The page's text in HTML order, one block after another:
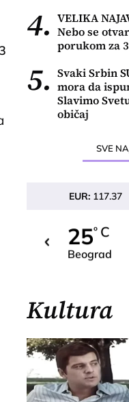
4. VELIKA
Nebo se
porukom za
5. Svaki Srbin
mora da
Slavimo
običaj
SVE
EUR: 117.37
25o C
Beograd
Kultura